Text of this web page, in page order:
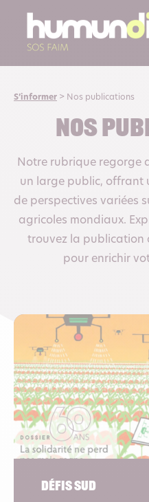
S’informer > Nos publications
Nos
Notre rubrique regorge
un large public, offrant
de perspectives variées
agricoles mondiaux.
trouvez la publication
pour enrichir
Défis sud